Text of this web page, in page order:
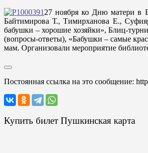
27 ноября ко Дню матери в
Байтимирова Т., Тимирханова Е.,
бабушки – хорошие хозяйки», Блиц-
(вопросы-ответы), «Бабушки – самые
мам. Организовали мероприятие
Постоянная ссылка на это сообщение:
Купить билет Пушкинская карта